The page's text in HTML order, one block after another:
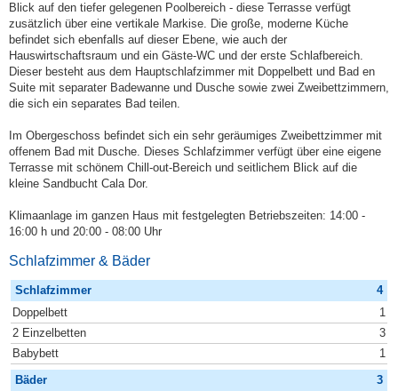
Blick auf den tiefer gelegenen Poolbereich - diese Terrasse verfügt
zusätzlich über eine vertikale Markise. Die große, moderne Küche
befindet sich ebenfalls auf dieser Ebene, wie auch der
Hauswirtschaftsraum und ein Gäste-WC und der erste Schlafbereich.
Dieser besteht aus dem Hauptschlafzimmer mit Doppelbett und Bad en
Suite mit separater Badewanne und Dusche sowie zwei Zweibettzimmern,
die sich ein separates Bad teilen.
Im Obergeschoss befindet sich ein sehr geräumiges Zweibettzimmer mit
offenem Bad mit Dusche. Dieses Schlafzimmer verfügt über eine eigene
Terrasse mit schönem Chill-out-Bereich und seitlichem Blick auf die
kleine Sandbucht Cala Dor.
Klimaanlage im ganzen Haus mit festgelegten Betriebszeiten: 14:00 -
16:00 h und 20:00 - 08:00 Uhr
Schlafzimmer & Bäder
Schlafzimmer
4
Doppelbett
1
2 Einzelbetten
3
Babybett
1
Bäder
3